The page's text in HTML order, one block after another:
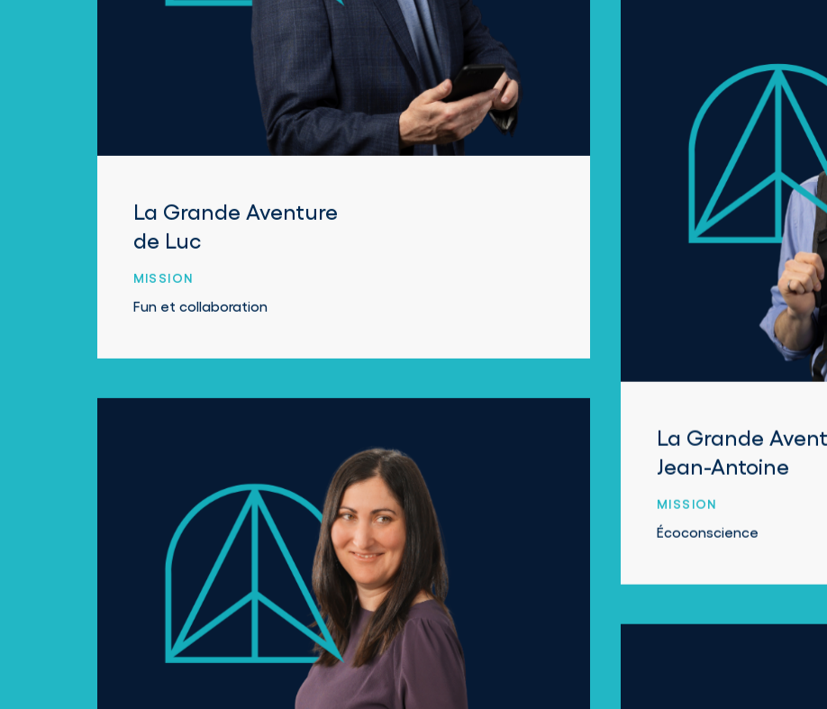
La Grande Aventure
de Luc
MISSION
Fun et collaboration
La Grande
Jean-Antoine
MISSION
Écoconscience